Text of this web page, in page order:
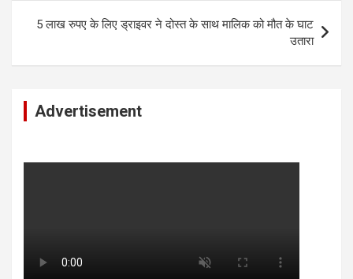
5 लाख रुपए के लिए ड्राइवर ने दोस्त के साथ मालिक को मौत के घाट
उतारा
Advertisement